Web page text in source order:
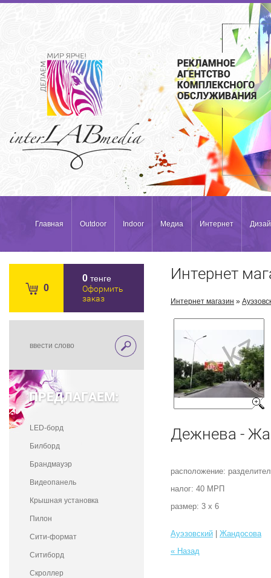
Главная Outdoor Indoor Медиа Интернет
0
0 тенге
Оформить
заказ
ПРЕДЛАГАЕМ:
LED-борд
Билборд
Брандмауэр
Видеопанель
Крышная установка
Пилон
Сити-формат
Ситиборд
Скроллер
Интернет
Интернет магазин »
Дежнева -
расположение:
налог: 40 МРП
размер: 3 х 6
Ауэзовский
Жандосова
« Назад